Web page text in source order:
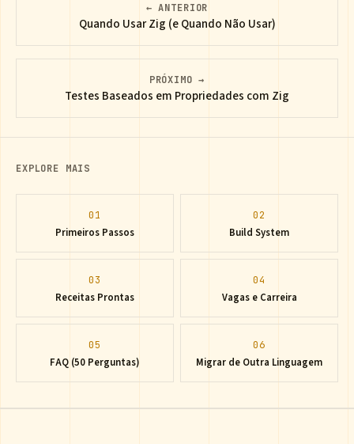
← ANTERIOR
Quando Usar Zig (e Quando Não Usar)
PRÓXIMO →
Testes Baseados em Propriedades com Zig
EXPLORE MAIS
01
Primeiros Passos
02
Build System
03
Receitas Prontas
04
Vagas e Carreira
05
FAQ (50 Perguntas)
06
Migrar de Outra Linguagem